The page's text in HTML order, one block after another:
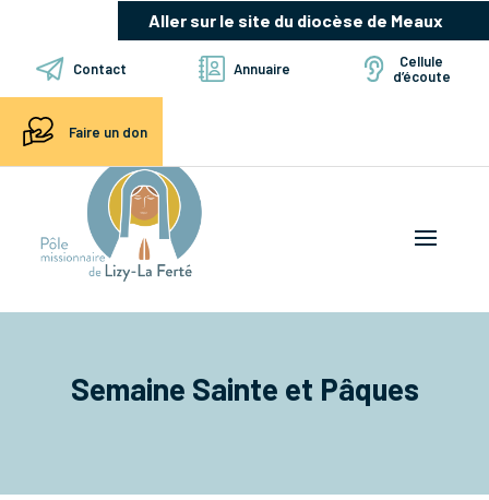
Aller sur le site du diocèse de Meaux
Contact Annuaire
Cellule
d’écoute
Faire un don
Semaine Sainte et Pâques